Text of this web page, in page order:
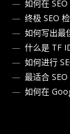
如何在 SEO
终极 SEO
如何写出最
什么是 TF
如何进行
最适合
如何在